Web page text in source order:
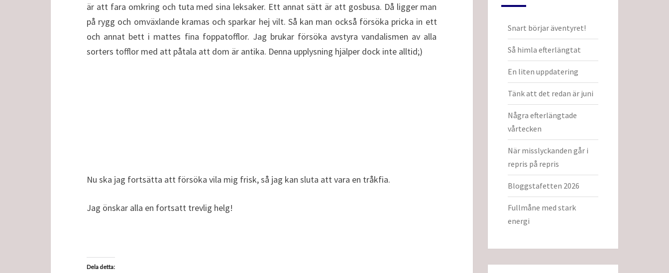
är att fara omkring och tuta med sina leksaker. Ett annat sätt är att gosbusa. Då ligger man
på rygg och omväxlande kramas och sparkar hej vilt. Så kan man också försöka pricka in ett
och annat bett i mattes fina foppatofflor. Jag brukar försöka avstyra vandalismen av alla
sorters tofflor med att påtala att dom är antika. Denna upplysning hjälper dock inte alltid;)
Nu ska jag fortsätta att försöka vila mig frisk, så jag kan sluta att vara en tråkfia.
Jag önskar alla en fortsatt trevlig helg!
Dela detta:
Snart börjar äventyret!
Så himla efterlängtat
En liten uppdatering
Tänk att det redan är juni
Några efterlängtade
vårtecken
När misslyckanden går i
repris på repris
Bloggstafetten 2026
Fullmåne med stark
energi